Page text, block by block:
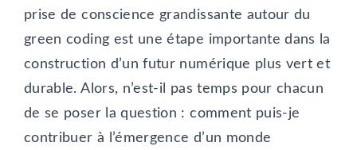
prise de conscience grandissante autour du
green coding est une étape importante dans la
construction d’un futur numérique plus vert et
durable. Alors, n’est-il pas temps pour chacun
de se poser la question : comment puis-je
contribuer à l’émergence d’un monde